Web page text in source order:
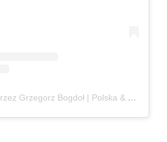
Post udostępniony przez Grzegorz Bogdoł | Polska & Czechy